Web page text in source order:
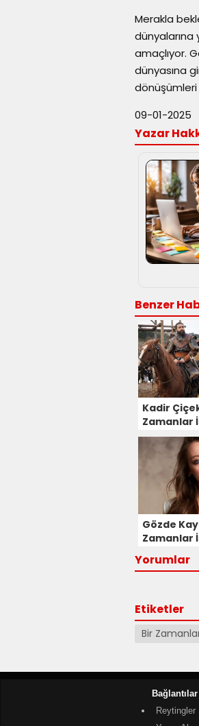
Merakla
dünyalarına
amaçlıyor.
dünyasına
09-01-2025
Yazar
Benzer
Kadir
Zamanlar
Dizisinin
Gözde
Zamanlar
Köroğlu
Yorumlar
Etiketler
Bir
Bağlantılar
Reytingler